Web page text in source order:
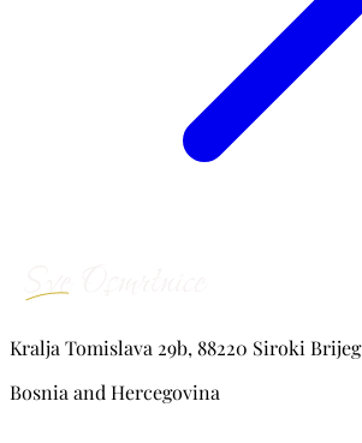
Kralja Tomislava 29b, 88220 Siroki Brijeg
Bosnia and Hercegovina